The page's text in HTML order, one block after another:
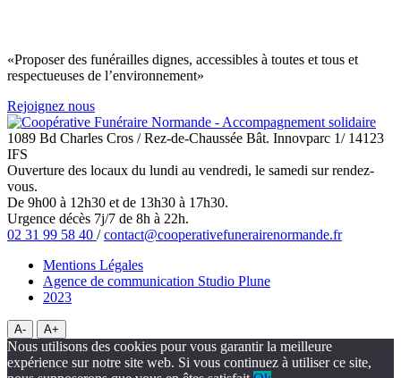
«Proposer des funérailles dignes, accessibles à toutes et tous et
respectueuses de l’environnement»
Rejoignez nous
1089 Bd Charles Cros / Rez-de-Chaussée Bât. Innovparc 1/ 14123
IFS
Ouverture des locaux du lundi au vendredi, le samedi sur rendez-
vous.
De 9h00 à 12h30 et de 13h30 à 17h30.
Urgence décès 7j/7 de 8h à 22h.
02 31 99 58 40 /contact@cooperativefunerairenormande.fr
Mentions Légales
Agence de communication Studio Plune
2023
A- A+
Nous utilisons des cookies pour vous garantir la meilleure
expérience sur notre site web. Si vous continuez à utiliser ce site,